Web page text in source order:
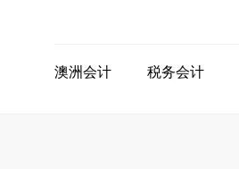
澳洲会计 税务会计